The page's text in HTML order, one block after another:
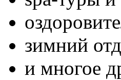
зимний
и многое